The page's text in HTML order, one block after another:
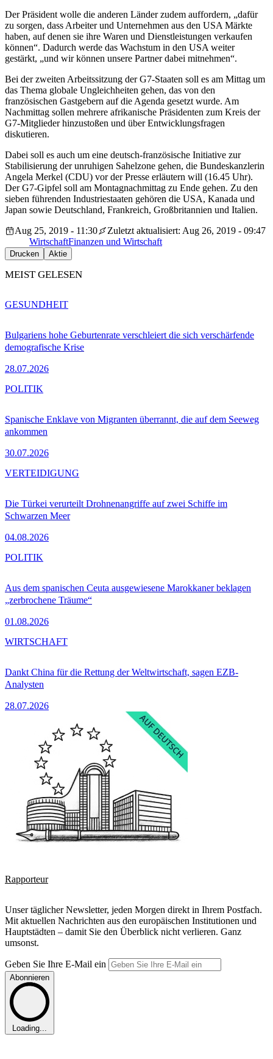
Der Präsident wolle die anderen Länder zudem auffordern, „dafür
zu sorgen, dass Arbeiter und Unternehmen aus den USA Märkte
haben, auf denen sie ihre Waren und Dienstleistungen verkaufen
können“. Dadurch werde das Wachstum in den USA weiter
gestärkt, „und wir können unsere Partner dabei mitnehmen“.
Bei der zweiten Arbeitssitzung der G7-Staaten soll es am Mittag um
das Thema globale Ungleichheiten gehen, das von den
französischen Gastgebern auf die Agenda gesetzt wurde. Am
Nachmittag sollen mehrere afrikanische Präsidenten zum Kreis der
G7-Mitglieder hinzustoßen und über Entwicklungsfragen
diskutieren.
Dabei soll es auch um eine deutsch-französische Initiative zur
Stabilisierung der unruhigen Sahelzone gehen, die Bundeskanzlerin
Angela Merkel (CDU) vor der Presse erläutern will (16.45 Uhr).
Der G7-Gipfel soll am Montagnachmittag zu Ende gehen. Zu den
sieben führenden Industriestaaten gehören die USA, Kanada und
Japan sowie Deutschland, Frankreich, Großbritannien und Italien.
Aug 25, 2019 - 11:30
Zuletzt aktualisiert: Aug 26, 2019 - 09:47
WirtschaftFinanzen und Wirtschaft
Drucken Aktie
MEIST GELESEN
Bulgariens hohe Geburtenrate verschleiert die sich verschärfende
demografische Krise
28.07.2026
GESUNDHEIT
Spanische Enklave von Migranten überrannt, die auf dem Seeweg
ankommen
30.07.2026
POLITIK
Die Türkei verurteilt Drohnenangriffe auf zwei Schiffe im
Schwarzen Meer
04.08.2026
VERTEIDIGUNG
Aus dem spanischen Ceuta ausgewiesene Marokkaner beklagen
„zerbrochene Träume“
01.08.2026
POLITIK
Dankt China für die Rettung der Weltwirtschaft, sagen EZB-
Analysten
28.07.2026
WIRTSCHAFT
Rapporteur
Unser täglicher Newsletter, jeden Morgen direkt in Ihrem Postfach.
Mit aktuellen Nachrichten aus den europäischen Institutionen und
Hauptstädten – damit Sie den Überblick nicht verlieren. Ganz
umsonst.
Geben Sie Ihre E-Mail ein
Abonnieren
Loading...